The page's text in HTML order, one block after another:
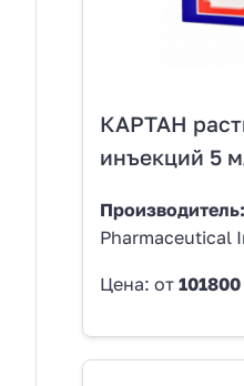
КАРТАН
инъекций 5
Производитель:
Pharmaceutical
Цена: от 101800